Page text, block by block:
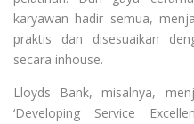
karyawan hadir semua,
praktis dan disesuaikan
secara inhouse.
Lloyds Bank, misalnya,
‘Developing Service